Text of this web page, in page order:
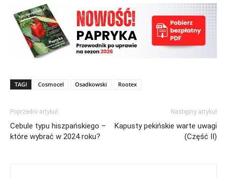
TAGI Cosmocel Osadkowski Rootex
Poprzedni artykuł
Cebule typu hiszpańskiego –
które wybrać w 2024 roku?
Następny artykuł
Kapusty pekińskie warte uwagi
(Część II)